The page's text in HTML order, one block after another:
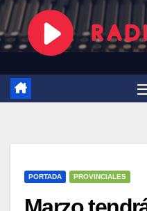
PORTADA PROVINCIALES